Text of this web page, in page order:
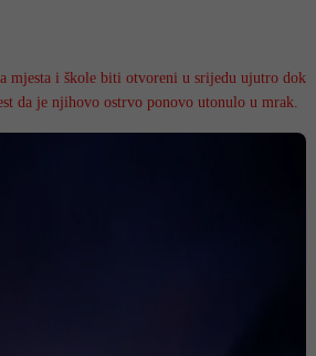
mjesta i škole biti otvoreni u srijedu ujutro dok
da je njihovo ostrvo ponovo utonulo u mrak.